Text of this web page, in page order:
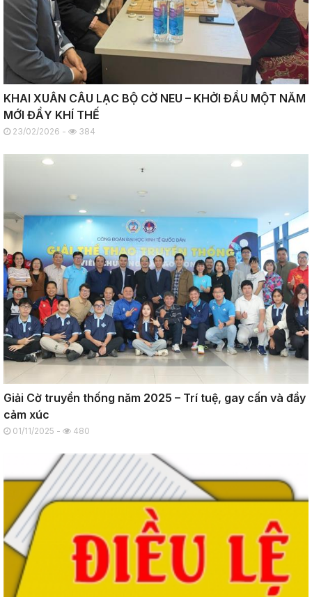
KHAI XUÂN CÂU LẠC BỘ CỜ NEU – KHỞI ĐẦU MỘT NĂM
MỚI ĐẦY KHÍ THẾ
23/02/2026 - 384
Giải Cờ truyền thống năm 2025 – Trí tuệ, gay cấn và đầy
cảm xúc
01/11/2025 - 480